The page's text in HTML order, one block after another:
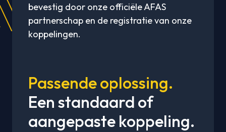
bevestig door onze officiële AFAS
partnerschap en de registratie van onze
koppelingen.
Passende oplossing.
Een standaard of
aangepaste koppeling.